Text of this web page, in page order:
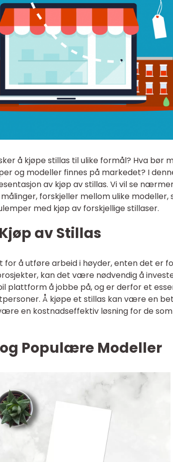
å kjøpe stillas til ulike formål? Hva bør
og modeller finnes på markedet? I
av kjøp av stillas. Vi vil se
forskjeller mellom ulike modeller,
med kjøp av forskjellige stillaser.
av Stillas
å utføre arbeid i høyder, enten det er
kan det være nødvendig å
plattform å jobbe på, og er derfor et
Å kjøpe et stillas kan være en
en kostnadseffektiv løsning for de
Populære Modeller